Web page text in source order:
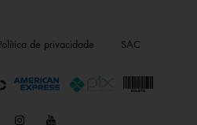
instagramyoutube
de privacidade SAC